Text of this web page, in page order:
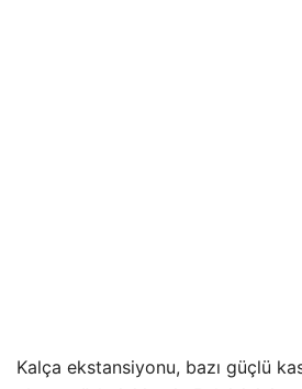
Kalça ekstansiyonu, bazı güçlü